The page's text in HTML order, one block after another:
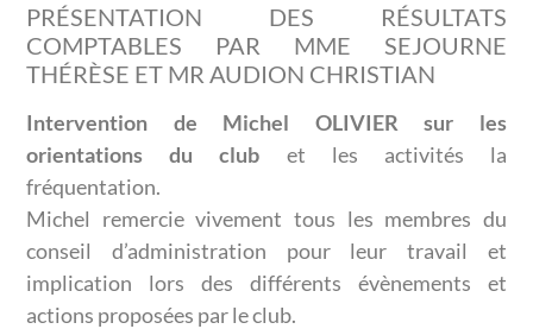
PRÉSENTATION DES RÉSULTATS
COMPTABLES PAR MME SEJOURNE
THÉRÈSE ET MR AUDION CHRISTIAN
Intervention de Michel OLIVIER sur les
orientations du club et les activités la
fréquentation.
Michel remercie vivement tous les membres du
conseil d’administration pour leur travail et
implication lors des différents évènements et
actions proposées par le club.